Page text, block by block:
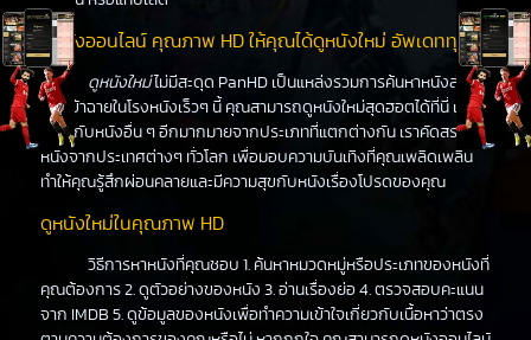
ดูหนังออนไลน์ คุณภาพ HD ให้คุณได้ดูหนังใหม่ อัพเดททุกวัน
ดูหนังใหม่ไม่มีสะดุด PanHD เป็นแหล่งรวมการค้นหาหนังล่าสุด
ที่จะเข้าฉายในโรงหนังเร็วๆ นี้ คุณสามารถดูหนังใหม่สุดฮอตได้ที่นี่ เช่น
เดียวกับหนังอื่น ๆ อีกมากมายจากประเภทที่แตกต่างกัน เราคัดสรร
หนังจากประเทศต่างๆ ทั่วโลก เพื่อมอบความบันเทิงที่คุณเพลิดเพลิน
ทำให้คุณรู้สึกผ่อนคลายและมีความสุขกับหนังเรื่องโปรดของคุณ
ดูหนังใหม่ในคุณภาพ HD
วิธีการหาหนังที่คุณชอบ 1. ค้นหาหมวดหมู่หรือประเภทของหนังที่
คุณต้องการ 2. ดูตัวอย่างของหนัง 3. อ่านเรื่องย่อ 4. ตรวจสอบคะแนน
จาก IMDB 5. ดูข้อมูลของหนังเพื่อทำความเข้าใจเกี่ยวกับเนื้อหาว่าตรง